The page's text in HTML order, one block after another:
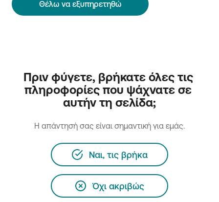
Θέλω να εξυπηρετηθώ
Πριν φύγετε, βρήκατε όλες τις
πληροφορίες που ψάχνατε σε
αυτήν τη σελίδα;
H απάντησή σας είναι σημαντική για εμάς.
Ναι, τις βρήκα
Όχι ακριβώς